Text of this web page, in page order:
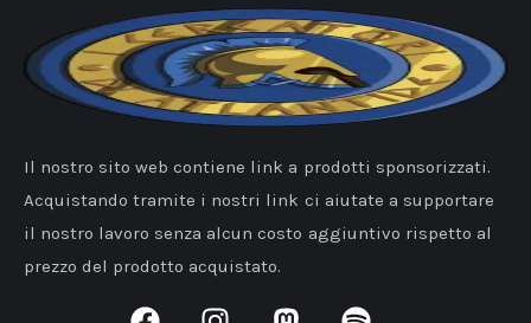
Il nostro sito web contiene link a prodotti sponsorizzati.
Acquistando tramite i nostri link ci aiutate a supportare
il nostro lavoro senza alcun costo aggiuntivo rispetto al
prezzo del prodotto acquistato.